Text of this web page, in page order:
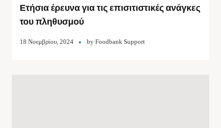
Ετήσια έρευνα για τις επισιτιστικές ανάγκες
του πληθυσμού
18 Νοεμβρίου, 2024 by Foodbank Support